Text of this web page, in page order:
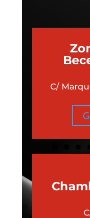
C/